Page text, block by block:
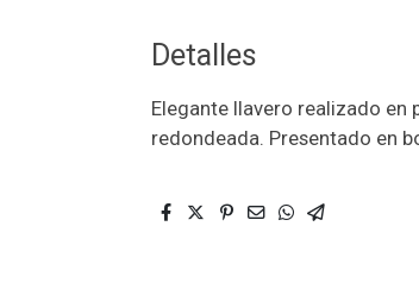
Detalles
Elegante llavero realizado
redondeada. Presentado en